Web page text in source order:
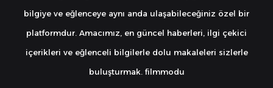
bilgiye ve eğlenceye aynı anda ulaşabileceğiniz özel bir
platformdur. Amacımız, en güncel haberleri, ilgi çekici
içerikleri ve eğlenceli bilgilerle dolu makaleleri sizlerle
buluşturmak. filmmodu